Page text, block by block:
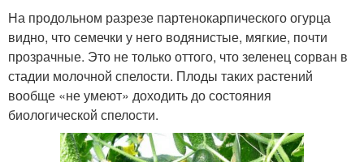
На продольном разрезе партенокарпического огурца
видно, что семечки у него водянистые, мягкие, почти
прозрачные. Это не только оттого, что зеленец сорван в
стадии молочной спелости. Плоды таких растений
вообще «не умеют» доходить до состояния
биологической спелости.